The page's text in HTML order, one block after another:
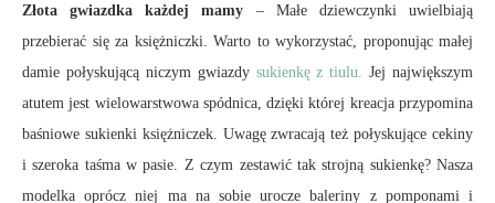
Złota gwiazdka każdej mamy – Małe dziewczynki uwielbiają
przebierać się za księżniczki. Warto to wykorzystać, proponując małej
damie połyskującą niczym gwiazdy sukienkę z tiulu.
Jej największym
atutem jest wielowarstwowa spódnica, dzięki której kreacja przypomina
baśniowe sukienki księżniczek. Uwagę zwracają też połyskujące cekiny
i szeroka taśma w pasie. Z czym zestawić tak strojną sukienkę? Nasza
modelka oprócz niej ma na sobie urocze baleriny z pomponami i